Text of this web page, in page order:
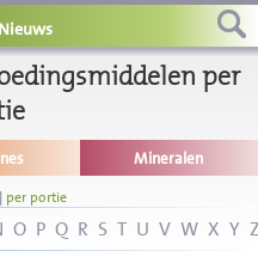
Nieuws
per
Mineralen
| per portie
O P Q R S T U V W X Y